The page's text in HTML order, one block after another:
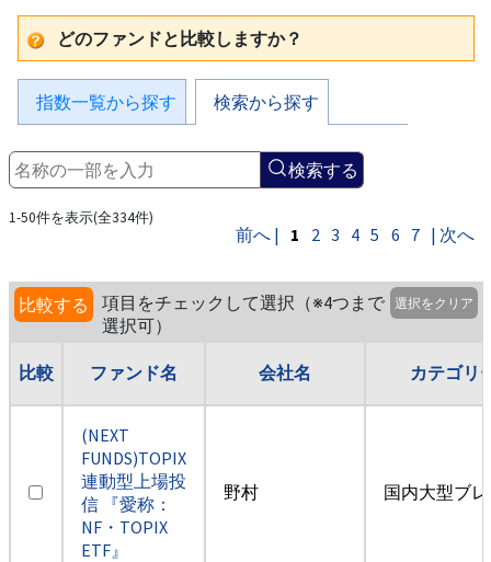
どのファンドと比較しますか？
指数一覧から探す 検索から探す
検索する
1-50件を表示(全334件)
前へ | 1 2 3 4 5 6 7 | 次へ
比較する
項目をチェックして選択（※4つまで
選択可）
選択をクリア
比較 ファンド名 会社名 カテゴリ
(NEXT
FUNDS)TOPIX
連動型上場投
信 『愛称：
NF・TOPIX
ETF』
野村 国内大型ブ